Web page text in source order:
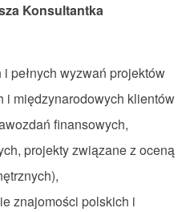
Konsultantka
pełnych wyzwań projektów
i międzynarodowych klientów
finansowych,
projekty związane z oceną
znajomości polskich i